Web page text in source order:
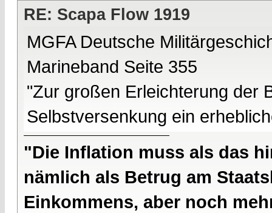
RE: Scapa Flow 1919
MGFA Deutsche
Marineband Seite 355
"Zur großen Erleichterung der
Selbstversenkung ein
"Die Inflation muss als das
nämlich als Betrug am
Einkommens, aber noch